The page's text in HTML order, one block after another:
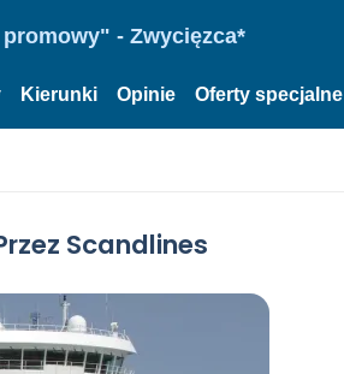
- Zwycięzca*
Kierunki Opinie Oferty specjalne
Scandlines